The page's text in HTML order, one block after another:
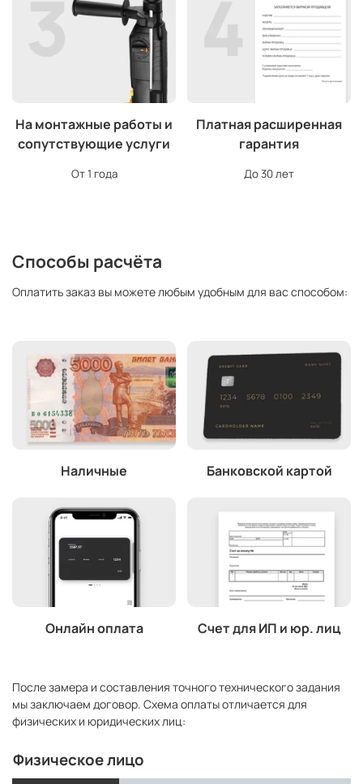
На монтажные работы и
сопутствующие услуги
От 1 года
Платная расширенная
гарантия
До 30 лет
Способы расчёта
Оплатить заказ вы можете любым удобным для вас способом:
Наличные Банковской картой
Онлайн оплата Счет для ИП и юр. лиц
После замера и составления точного технического задания
мы заключаем договор. Схема оплаты отличается для
физических и юридических лиц:
Физическое лицо